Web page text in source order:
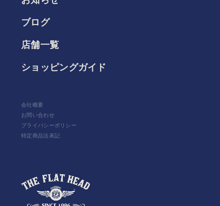
ブログ
店舗一覧
ショッピングガイド
会社概要
お問い合わせ
プライバシーポリシー
特定商品法表記